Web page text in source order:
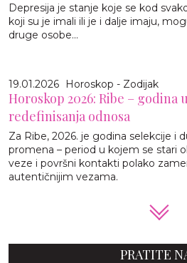
Depresija je stanje koje se kod
koji su je imali ili je i dalje imaju,
druge osobe...
19.01.2026 Horoskop - Zodijak
Horoskop 2026: Ribe – godina
redefinisanja odnosa
Za Ribe, 2026. je godina selekcije i
promena – period u kojem se stari
veze i površni kontakti polako
autentičnijim vezama.
PRATITE